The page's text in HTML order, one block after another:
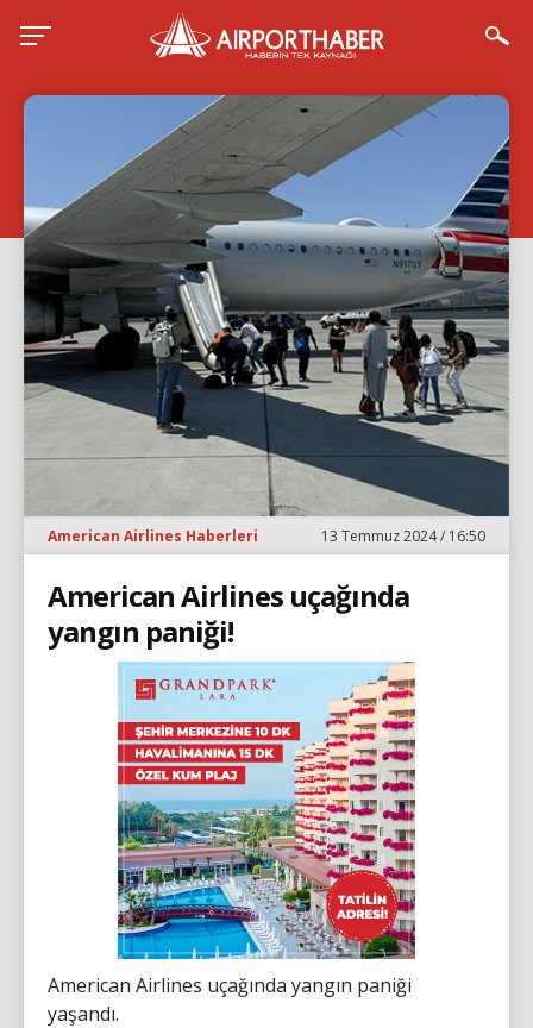
American Airlines Haberleri 13 Temmuz 2024 / 16:50
American Airlines uçağında
yangın paniği!
American Airlines uçağında yangın paniği
yaşandı.